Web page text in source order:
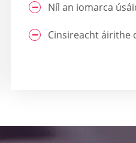
Níl an iomarca
Cinsireacht áirithe